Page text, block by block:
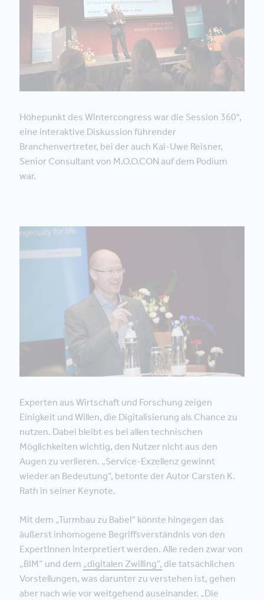
Höhepunkt des Wintercongress war die Session 360°,
eine interaktive Diskussion führender
Branchenvertreter, bei der auch Kai-Uwe Reisner,
Senior Consultant von M.O.O.CON auf dem Podium
war.
Experten aus Wirtschaft und Forschung zeigen
Einigkeit und Willen, die Digitalisierung als Chance zu
nutzen. Dabei bleibt es bei allen technischen
Möglichkeiten wichtig, den Nutzer nicht aus den
Augen zu verlieren. „Service-Exzellenz gewinnt
wieder an Bedeutung“, betonte der Autor Carsten K.
Rath in seiner Keynote.
Mit dem „Turmbau zu Babel“ könnte hingegen das
äußerst inhomogene Begriffsverständnis von den
ExpertInnen interpretiert werden. Alle reden zwar von
„BIM“ und dem „digitalen Zwilling“, die tatsächlichen
Vorstellungen, was darunter zu verstehen ist, gehen
aber nach wie vor weitgehend auseinander. „Die